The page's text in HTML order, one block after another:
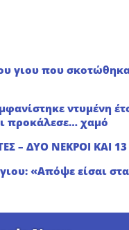
γιου που
ντυμένη
προκάλεσε… χαμό
– ΔΥΟ ΝΕΚΡΟΙ ΚΑΙ
«Απόψε είσαι